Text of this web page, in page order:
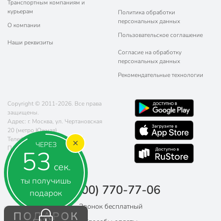
ЧЕРЕЗ
52 сек.
ты получишь
подарок
ПОДАРОК
подробно расскажем об условиях сотрудничества.
Транспортным компаниям и
курьерам
О компании
Наши реквизиты
Политика обработки
персональных данных
Пользовательское соглашение
Согласие на обработку
персональных данных
Рекомендательные технологии
Copyright © 2011-2026. Все права
защищены.
Адрес: г. Москва, ул. Чертановская
20 (метро Южная)
Телефон:
8 (800) 770-77-06
Почта:
sales@poryadok.ru
8 (800) 770-77-06
Звонок бесплатный